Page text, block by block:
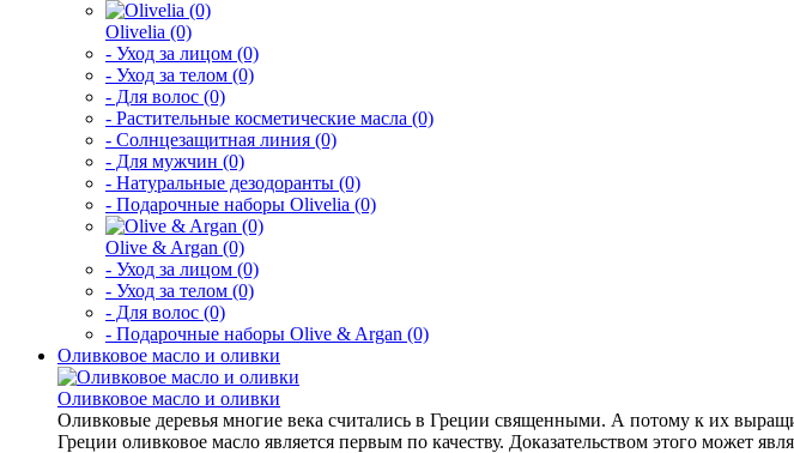
Olivelia (0)
- Уход за лицом (0)
- Уход за телом (0)
- Для волос (0)
- Растительные косметические масла (0)
- Солнцезащитная линия (0)
- Для мужчин (0)
- Натуральные дезодоранты (0)
- Подарочные наборы Olivelia (0)
Olive & Argan (0)
- Уход за лицом (0)
- Уход за телом (0)
- Для волос (0)
- Подарочные наборы Olive & Argan (0)
Оливковое масло и оливки
Оливковое масло и оливки
Оливковые деревья многие века считались в Греции священными. А потому к их
Греции оливковое масло является первым по качеству. Доказательством этого может